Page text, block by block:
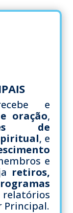
e
oração,
de
, e
e
retiros,
Principal.